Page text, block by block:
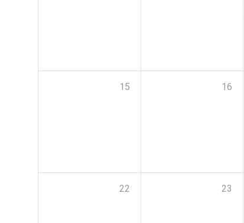
15 16
22 23